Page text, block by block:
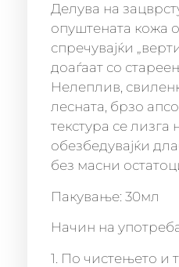
Делува на
опуштената кожа
спречувајќи
доаѓаат со
Нелеплив,
лесната, брзо
текстура се лизга
обезбедувајќи
без масни
Пакување: 30мл
Начин на
1. По чистењето и